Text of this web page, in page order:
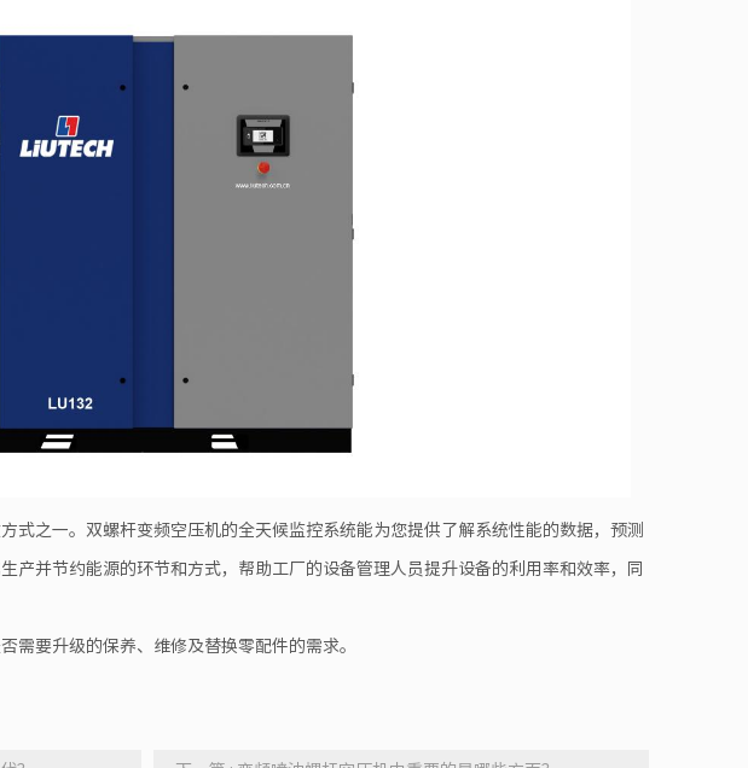
式之一。双螺杆变频空压机的全天候监控系统能为您提供了解系统性能的数据，预测
产并节约能源的环节和方式，帮助工厂的设备管理人员提升设备的利用率和效率，同
需要升级的保养、维修及替换零配件的需求。